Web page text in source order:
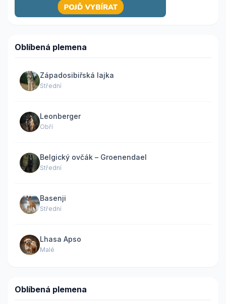
Oblíbená plemena
Západosibiřská lajka
Střední
Leonberger
Obří
Belgický ovčák – Groenendael
Střední
Basenji
Střední
Lhasa Apso
Malé
Oblíbená plemena